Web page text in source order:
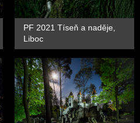
PF 2021 Tíseň a naděje,
Liboc